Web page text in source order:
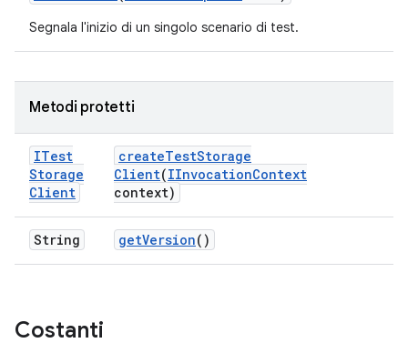
Segnala l'inizio di un singolo scenario di test.
Metodi protetti
ITest
Storage
Client
createTestStorage
Client(IInvocationContext
context)
String getVersion()
Costanti